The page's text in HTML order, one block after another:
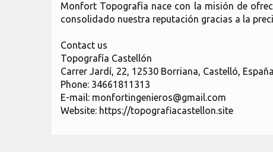
Monfort Topografía nace con la misión de
consolidado nuestra reputación gracias a la
Contact us
Topografía Castellón
Carrer Jardí, 22, 12530 Borriana, Castelló, España
Phone: 34661811313
E-mail: monfortingenieros@gmail.com
Website: https://topografiacastellon.site